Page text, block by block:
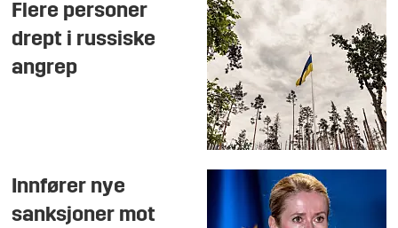
Flere personer
drept i russiske
angrep
Innfører nye
sanksjoner mot